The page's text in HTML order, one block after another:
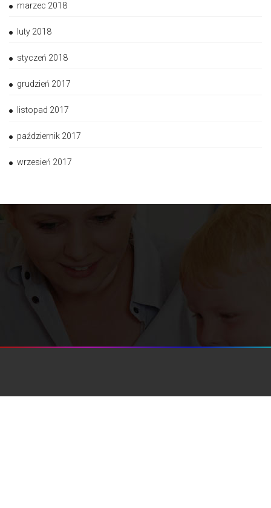
marzec 2018
luty 2018
styczeń 2018
grudzień 2017
listopad 2017
październik 2017
wrzesień 2017